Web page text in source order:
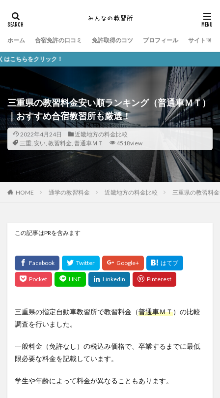
ホーム 合宿免許の口コミ 免許取得のコツ プロフィール サイトマッ
三重県の教習料金安い順ランキング（普通車ＭＴ）
｜おすすめ合宿教習所も厳選！
2022年4月24日
近畿地方の料金比較
三重, 安い, 教習料金, 普通車ＭＴ 4518view
HOME 通学の教習料金 近畿地方の料金比較 三重県の教習料
この記事はPRを含みます
三重県の指定自動車教習所で教習料金（普通車ＭＴ）の比較
調査を行いました。
一般料金（免許なし）の税込み価格で、卒業するまでに最低
限必要な料金を記載しています。
学生や年齢によって料金が異なることもあります。